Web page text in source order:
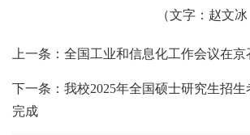
（文字：赵文
上一条：全国工业和信息化工作会议在京
下一条：我校2025年全国硕士研究生招
完成